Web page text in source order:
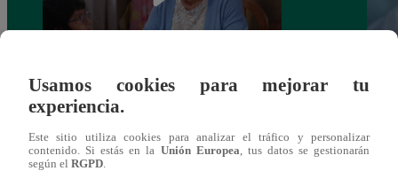
Valentina Valiente capítulo 43: ¡Dolores
toma una difícil decisión por el futuro de
sus nietos!
Usamos cookies para mejorar tu
experiencia.
Este sitio utiliza cookies para analizar el tráfico y personalizar
contenido. Si estás en la Unión Europea , tus datos se gestionarán
según el RGPD